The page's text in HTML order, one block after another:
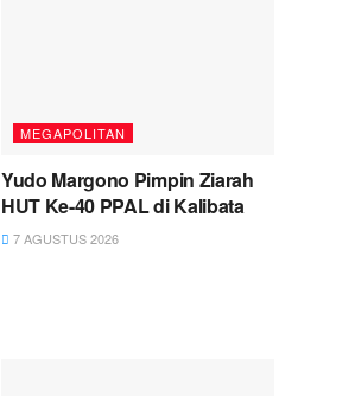
MEGAPOLITAN
Yudo Margono Pimpin Ziarah
HUT Ke-40 PPAL di Kalibata
7 AGUSTUS 2026